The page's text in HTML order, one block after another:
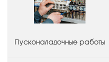
Пусконаладочные работы